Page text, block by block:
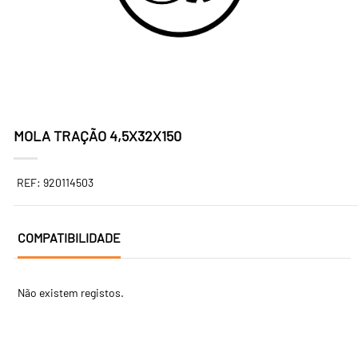
MOLA TRAÇÃO 4,5X32X150
REF: 920114503
COMPATIBILIDADE
Não existem registos.